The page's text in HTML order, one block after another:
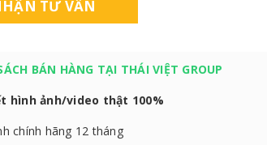
TƯ VẤN
BÁN HÀNG TẠI THÁI VIỆT GROUP
hình ảnh/video thật 100%
chính hãng 12 tháng